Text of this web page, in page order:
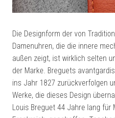
Die Designform der von
Damenuhren, die die innere
außen zeigt, ist wirklich selten
der Marke. Breguets
ins Jahr 1827 zurückverfolgen
Werke, die dieses Design
Louis Breguet 44 Jahre lang für